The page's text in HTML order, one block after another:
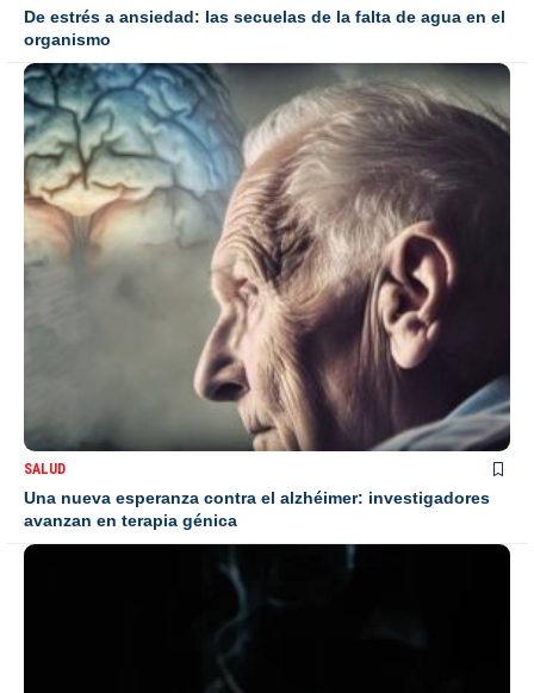
De estrés a ansiedad: las secuelas de la falta de agua en el
organismo
SALUD
Una nueva esperanza contra el alzhéimer: investigadores
avanzan en terapia génica